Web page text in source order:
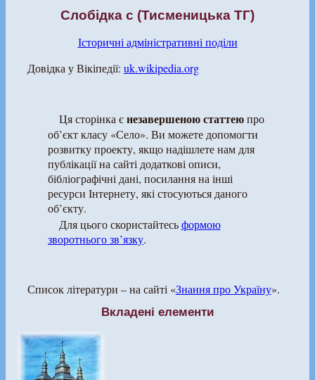
Слобідка с (Тисменицька ТГ)
Історичні адміністративні поділи
Довідка у Вікіпедії: uk.wikipedia.org
Ця сторінка єнезавершеною статтеюпро
об’єкт класу «Село». Ви можете допомогти
розвитку проекту, якщо надішлете нам для
публікації на сайті додаткові описи,
бібліографічні дані, посилання на інші
ресурси Інтернету, які стосуються даного
об’єкту.
Для цього скористайтесьформою
зворотнього зв’язку.
Список літератури – на сайті «Знання про Україну».
Вкладені елементи